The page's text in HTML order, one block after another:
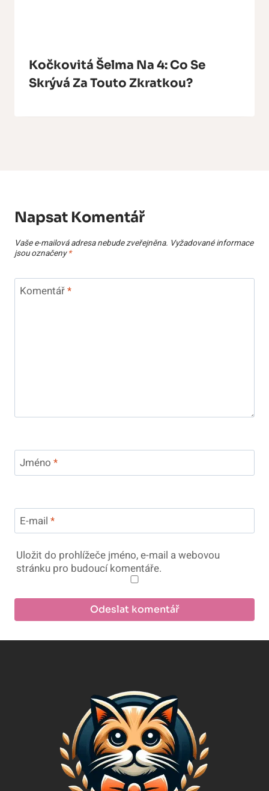
Kočkovitá Šelma Na 4: Co Se
Skrývá Za Touto Zkratkou?
Napsat Komentář
Vaše e-mailová adresa nebude zveřejněna. Vyžadované informace
jsou označeny*
Komentář*
Jméno *
E-mail *
Uložit do prohlížeče jméno, e-mail a webovou
stránku pro budoucí komentáře.